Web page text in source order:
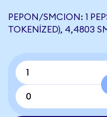
PEPON/SMCION: 1
TOKENIZED), 4,4803